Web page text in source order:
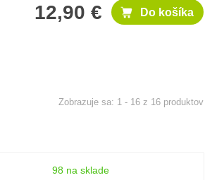
12,90 € Do košíka
1 - 16 z 16 produktov
98 na sklade